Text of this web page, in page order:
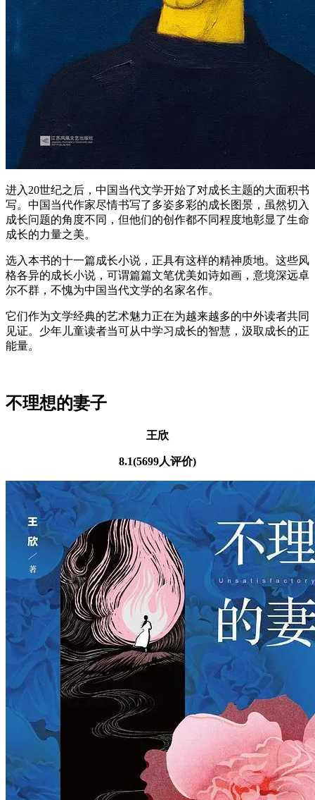
进入20世纪之后，中国当代文学开始了对成长主题的大面积书
写。中国当代作家尽情书写了多姿多彩的成长图景，虽然切入
成长问题的角度不同，但他们的创作都不同程度地彰显了生命
成长的力量之美。
选入本书的十一篇成长小说，正具有这样的精神质地。这些风
格各异的成长小说，可谓篇篇文笔优美如诗如画，意境深远卓
尔不群，不愧为中国当代文学的名家名作。
它们作为文学经典的艺术魅力正在为越来越多的中外读者共同
见证。少年儿童读者当可从中学习成长的智慧，汲取成长的正
能量。
不理想的妻子
王欣
8.1(5699人评价)